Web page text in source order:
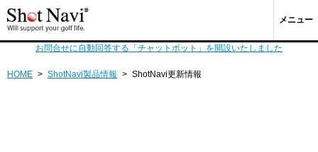
メニュー
お問合せに自動回答する「チャットボット」を開設いたしました
HOME > ShotNavi製品情報 > ShotNavi更新情報